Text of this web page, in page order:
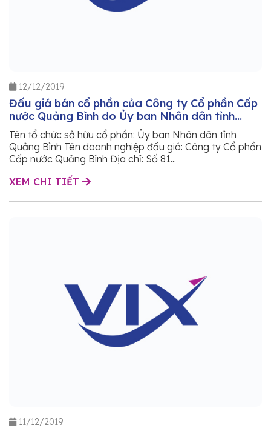
12/12/2019
Đấu giá bán cổ phần của Công ty Cổ phần Cấp
nước Quảng Bình do Ủy ban Nhân dân tỉnh
Quảng Bình sở hữu
Tên tổ chức sở hữu cổ phần: Ủy ban Nhân dân tỉnh
Quảng Bình Tên doanh nghiệp đấu giá: Công ty Cổ phần
Cấp nước Quảng Bình Địa chỉ: Số 81...
XEM CHI TIẾT
11/12/2019